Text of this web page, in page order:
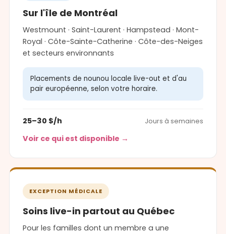
Sur l'île de Montréal
Westmount · Saint-Laurent · Hampstead · Mont-
Royal · Côte-Sainte-Catherine · Côte-des-Neiges
et secteurs environnants
Placements de nounou locale live-out et d'au
pair européenne, selon votre horaire.
25–30 $/h Jours à semaines
Voir ce qui est disponible →
EXCEPTION MÉDICALE
Soins live-in partout au Québec
Pour les familles dont un membre a une